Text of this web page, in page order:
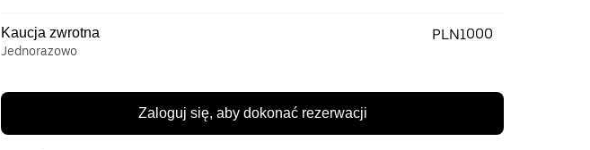
Kaucja zwrotna
Jednorazowo
PLN1000
Zaloguj się, aby dokonać rezerwacji